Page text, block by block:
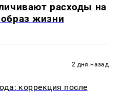
расходы на
жизни
2 дня назад
коррекция после